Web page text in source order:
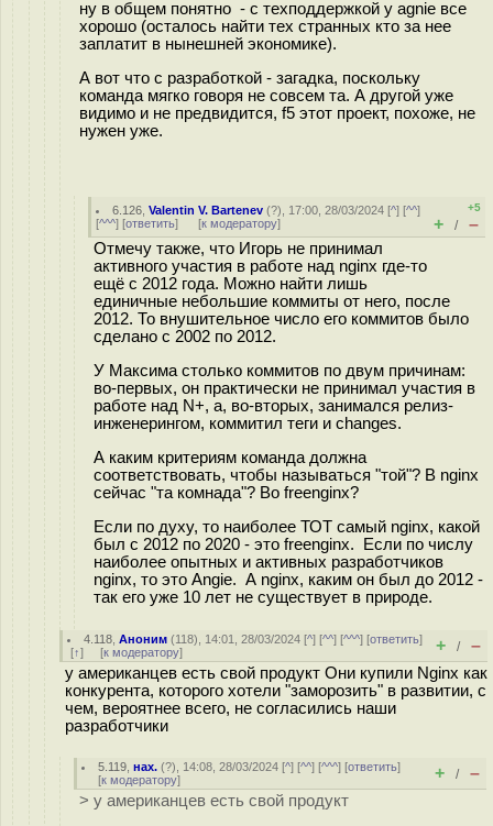
ну в общем понятно - с техподдержкой у agnie все
хорошо (осталось найти тех странных кто за нее
заплатит в нынешней экономике).
А вот что с разработкой - загадка, поскольку
команда мягко говоря не совсем та. А другой уже
видимо и не предвидится, f5 этот проект, похоже, не
нужен уже.
6.126 ,Valentin V. Bartenev (?), 17:00, 28/03/2024 [^] [^^]
[^^^] [ответить] [к модератору]
+5
+ / –
Отмечу также, что Игорь не принимал
активного участия в работе над nginx где-то
ещё с 2012 года. Можно найти лишь
единичные небольшие коммиты от него, после
2012. То внушительное число его коммитов было
сделано c 2002 по 2012.
У Максима столько коммитов по двум причинам:
во-первых, он практически не принимал участия в
работе над N+, а, во-вторых, занимался релиз-
инженерингом, коммитил теги и changes.
А каким критериям команда должна
соответствовать, чтобы называться "той"? В nginx
сейчас "та комнада"? Во freenginx?
Если по духу, то наиболее ТОТ самый nginx, какой
был с 2012 по 2020 - это freenginx. Если по числу
наиболее опытных и активных разработчиков
nginx, то это Angie. А nginx, каким он был до 2012 -
так его уже 10 лет не существует в природе.
4.118 ,Аноним (118), 14:01, 28/03/2024 [^] [^^] [^^^] [ответить]
[↑] [к модератору] + / –
у американцев есть свой продукт Они купили Nginx как
конкурента, которого хотели "заморозить" в развитии, с
чем, вероятнее всего, не согласились наши
разработчики
5.119 ,нах. (?), 14:08, 28/03/2024 [^] [^^] [^^^] [ответить]
[к модератору] + / –
> у американцев есть свой продукт